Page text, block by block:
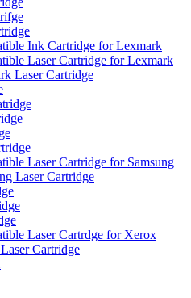
Ink Cartridge for Lexmark
Laser Cartridge for Lexmark
Laser Cartridge
Laser Cartridge for Samsung
Laser Cartridge
Laser Cartrdge for Xerox
Cartridge